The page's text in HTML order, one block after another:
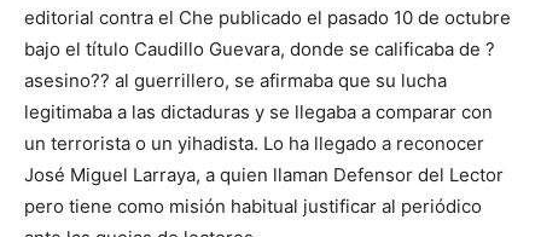
editorial contra el Che publicado el pasado 10 de octubre
bajo el título Caudillo Guevara, donde se calificaba de ?
asesino?? al guerrillero, se afirmaba que su lucha
legitimaba a las dictaduras y se llegaba a comparar con
un terrorista o un yihadista. Lo ha llegado a reconocer
José Miguel Larraya, a quien llaman Defensor del Lector
pero tiene como misión habitual justificar al periódico